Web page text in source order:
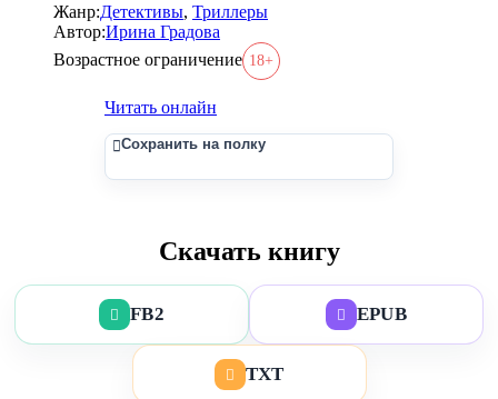
Жанр:Детективы, Триллеры
Автор:Ирина Градова
Возрастное ограничение 18+
Читать онлайн
Сохранить на полку
Скачать книгу
FB2 EPUB
TXT